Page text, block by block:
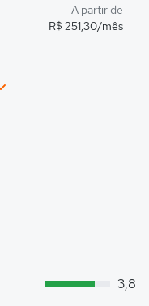
A partir de
R$ 251,30/mês
3,8